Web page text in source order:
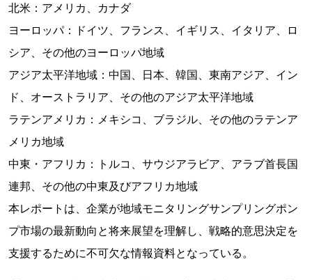
北米：アメリカ、カナダ
ヨーロッパ：ドイツ、フランス、イギリス、イタリア、ロ
シア、その他のヨーロッパ地域
アジア太平洋地域：中国、日本、韓国、東南アジア、イン
ド、オーストラリア、その他のアジア太平洋地域
ラテンアメリカ：メキシコ、ブラジル、その他のラテンア
メリカ地域
中東・アフリカ：トルコ、サウジアラビア、アラブ首長国
連邦、その他の中東及びアフリカ地域
本レポートは、企業が地域モニタリングサンプリングポン
プ市場の最新動向と将来展望を理解し、戦略的意思決定を
支援するために不可欠な情報資料となっている。